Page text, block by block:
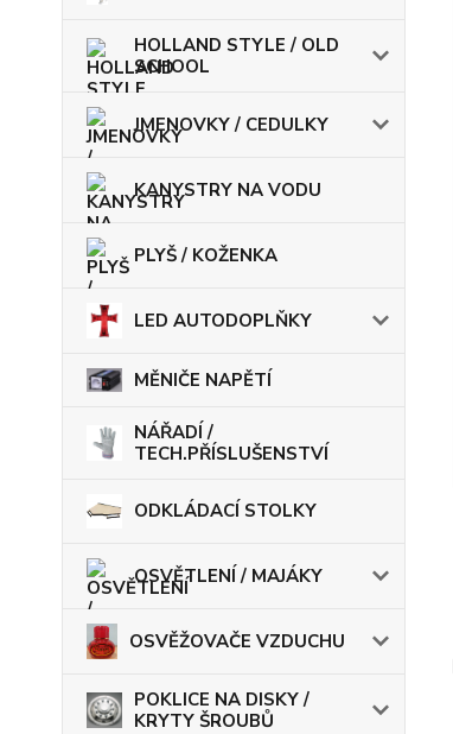
HOLLAND STYLE / OLD
SCHOOL
JMENOVKY / CEDULKY
KANYSTRY NA VODU
PLYŠ / KOŽENKA
LED AUTODOPLŇKY
MĚNIČE NAPĚTÍ
NÁŘADÍ /
TECH.PŘÍSLUŠENSTVÍ
ODKLÁDACÍ STOLKY
OSVĚTLENÍ / MAJÁKY
OSVĚŽOVAČE VZDUCHU
POKLICE NA DISKY /
KRYTY ŠROUBŮ